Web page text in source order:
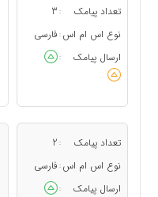
تعداد پیامک :
3
نوع اس ام اس : فارسی
ارسال پیامک
:
تعداد پیامک :
2
نوع اس ام اس : فارسی
ارسال پیامک
: